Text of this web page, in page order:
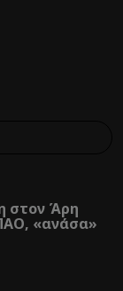
στον Άρη
«ανάσα»